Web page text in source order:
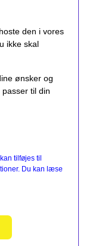
den i vores
ikke skal
ønsker og
til din
tilføjes til
Du kan læse